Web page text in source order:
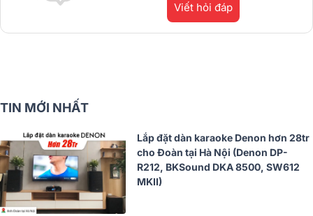
Viết hỏi đáp
TIN MỚI NHẤT
Lắp đặt dàn karaoke Denon hơn 28tr
cho Đoàn tại Hà Nội (Denon DP-
R212, BKSound DKA 8500, SW612
MKII)